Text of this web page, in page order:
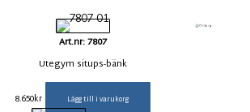
Art.nr: 7807
Utegym situps-bänk
8.650kr Lägg till i varukorg